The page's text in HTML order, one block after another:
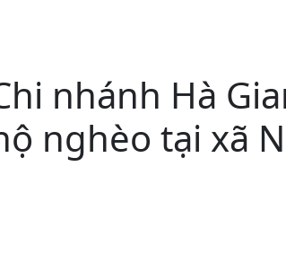
nhánh Hà
nghèo tại xã